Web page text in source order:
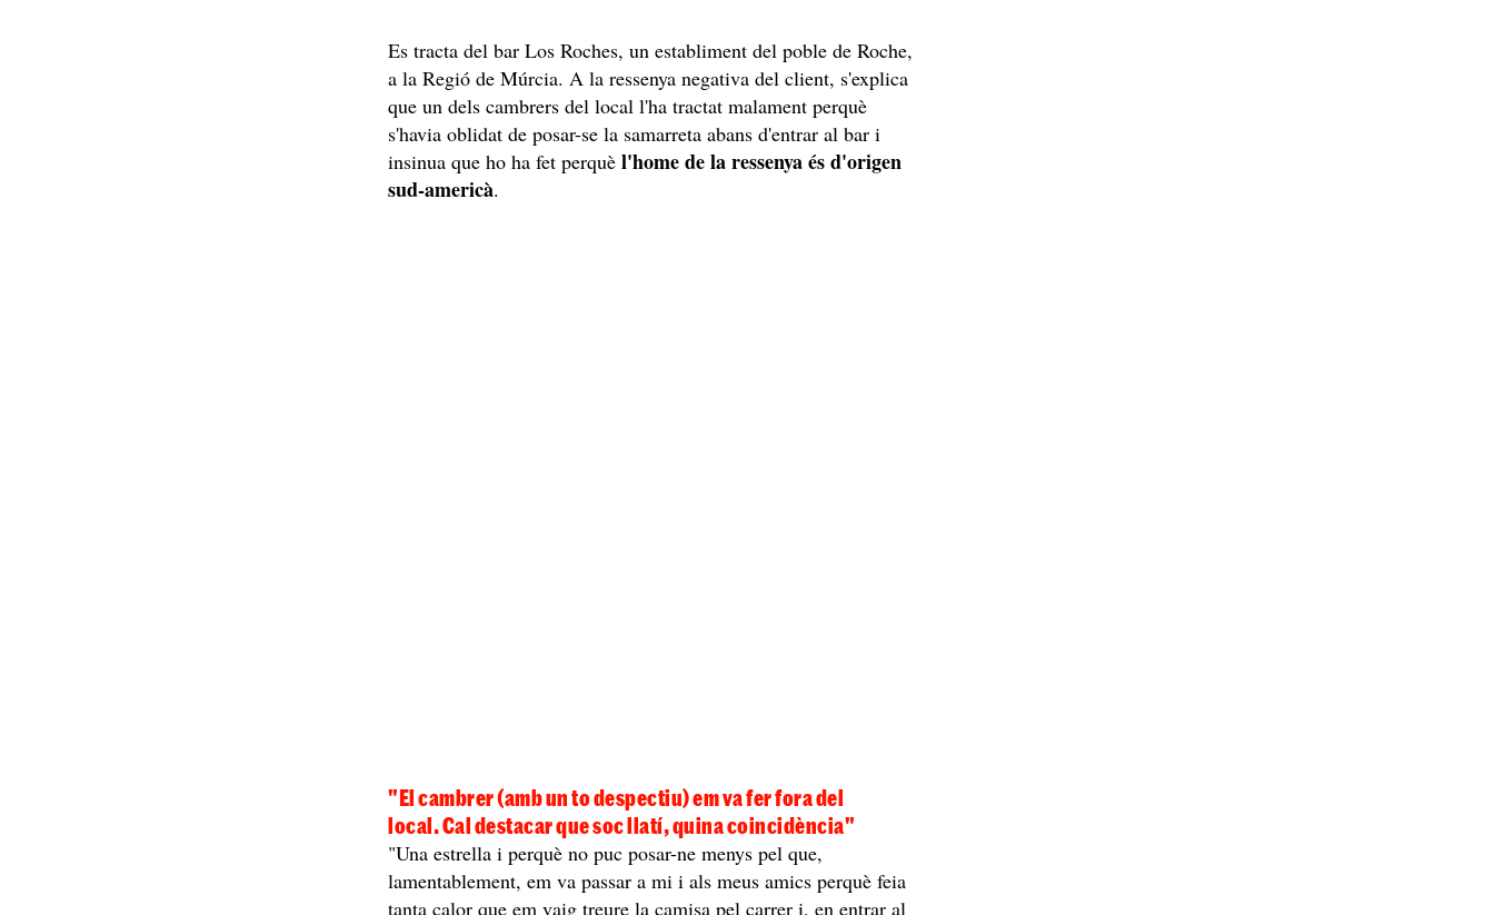
Es tracta del bar Los Roches, un establiment del poble de Roche,
a la Regió de Múrcia. A la ressenya negativa del client, s'explica
que un dels cambrers del local l'ha tractat malament perquè
s'havia oblidat de posar-se la samarreta abans d'entrar al bar i
insinua que ho ha fet perquè l'home de la ressenya és d'origen
sud-americà.
"El cambrer (amb un to despectiu) em va fer fora del
local. Cal destacar que soc llatí, quina coincidència"
"Una estrella i perquè no puc posar-ne menys pel que,
lamentablement, em va passar a mi i als meus amics perquè feia
tanta calor que em vaig treure la camisa pel carrer i, en entrar al